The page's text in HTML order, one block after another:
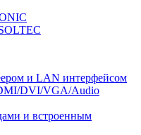
и LAN интерфейсом
DVI/VGA/Audio
и встроенным